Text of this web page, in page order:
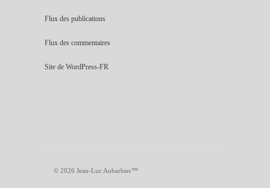
Flux des publications
Flux des commentaires
Site de WordPress-FR
© 2026 Jean-Luc Aubarbier™